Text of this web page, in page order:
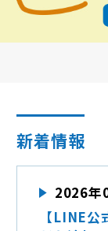
新着情報
2026年
【LINE